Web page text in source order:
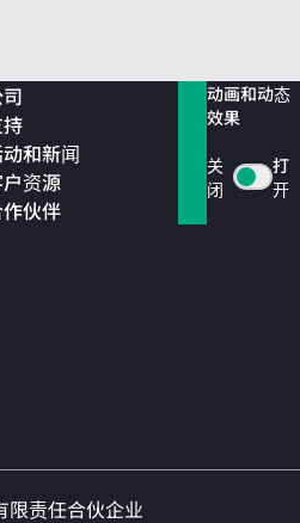
和新闻
资源
伙伴
动画和动态
效果
关
闭
打
开
责任合伙企业